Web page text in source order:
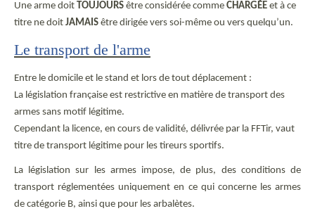
Une arme doit TOUJOURS être considérée comme CHARGÉE et à ce
titre ne doit JAMAIS être dirigée vers soi-même ou vers quelqu’un.
Le transport de l'arme
Entre le domicile et le stand et lors de tout déplacement :
La législation française est restrictive en matière de transport des
armes sans motif légitime.
Cependant la licence, en cours de validité, délivrée par la FFTir, vaut
titre de transport légitime pour les tireurs sportifs.
La législation sur les armes impose, de plus, des conditions de
transport réglementées uniquement en ce qui concerne les armes
de catégorie B, ainsi que pour les arbalètes.